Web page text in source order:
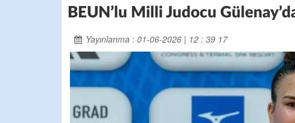
BEUN’lu Milli Judocu
Yayınlanma : 01-06-2026 | 12 : 39 17